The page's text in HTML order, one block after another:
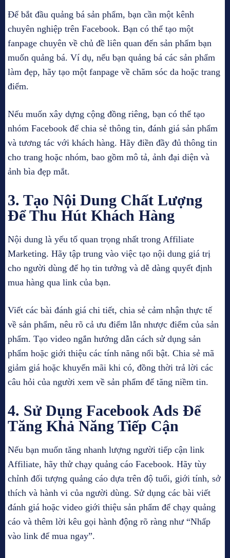
Để bắt đầu quảng bá sản phẩm, bạn cần một kênh
chuyên nghiệp trên Facebook. Bạn có thể tạo một
fanpage chuyên về chủ đề liên quan đến sản phẩm bạn
muốn quảng bá. Ví dụ, nếu bạn quảng bá các sản phẩm
làm đẹp, hãy tạo một fanpage về chăm sóc da hoặc trang
điểm.
Nếu muốn xây dựng cộng đồng riêng, bạn có thể tạo
nhóm Facebook để chia sẻ thông tin, đánh giá sản phẩm
và tương tác với khách hàng. Hãy điền đầy đủ thông tin
cho trang hoặc nhóm, bao gồm mô tả, ảnh đại diện và
ảnh bìa đẹp mắt.
3. Tạo Nội Dung Chất Lượng
Để Thu Hút Khách Hàng
Nội dung là yếu tố quan trọng nhất trong Affiliate
Marketing. Hãy tập trung vào việc tạo nội dung giá trị
cho người dùng để họ tin tưởng và dễ dàng quyết định
mua hàng qua link của bạn.
Viết các bài đánh giá chi tiết, chia sẻ cảm nhận thực tế
về sản phẩm, nêu rõ cả ưu điểm lẫn nhược điểm của sản
phẩm. Tạo video ngắn hướng dẫn cách sử dụng sản
phẩm hoặc giới thiệu các tính năng nổi bật. Chia sẻ mã
giảm giá hoặc khuyến mãi khi có, đồng thời trả lời các
câu hỏi của người xem về sản phẩm để tăng niềm tin.
4. Sử Dụng Facebook Ads Để
Tăng Khả Năng Tiếp Cận
Nếu bạn muốn tăng nhanh lượng người tiếp cận link
Affiliate, hãy thử chạy quảng cáo Facebook. Hãy tùy
chỉnh đối tượng quảng cáo dựa trên độ tuổi, giới tính, sở
thích và hành vi của người dùng. Sử dụng các bài viết
đánh giá hoặc video giới thiệu sản phẩm để chạy quảng
cáo và thêm lời kêu gọi hành động rõ ràng như “Nhấp
vào link để mua ngay”.